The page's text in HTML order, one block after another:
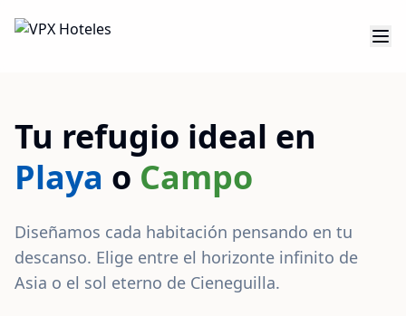
Tu refugio ideal en
Playa o Campo
Diseñamos cada habitación pensando en tu
descanso. Elige entre el horizonte infinito de
Asia o el sol eterno de Cieneguilla.